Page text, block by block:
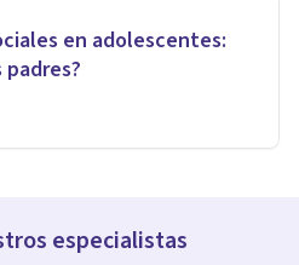
en adolescentes:
especialistas